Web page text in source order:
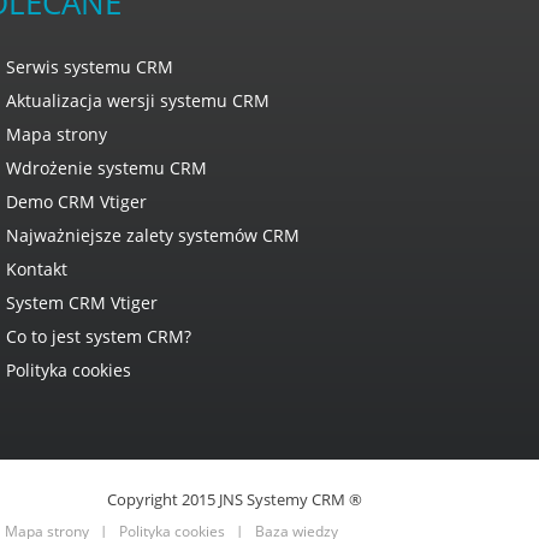
Serwis systemu CRM
Aktualizacja wersji systemu CRM
Mapa strony
Wdrożenie systemu CRM
Demo CRM Vtiger
Najważniejsze zalety systemów CRM
Kontakt
System CRM Vtiger
Co to jest system CRM?
Polityka cookies
Copyright 2015 JNS Systemy CRM ®
Mapa strony Polityka cookies Baza wiedzy